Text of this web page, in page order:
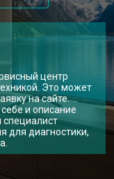
центр
Это может
на сайте.
и описание
специалист
для диагностики,